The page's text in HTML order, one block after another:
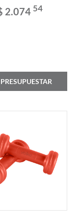
2.074 54
PRESUPUESTAR